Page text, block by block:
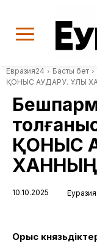
Евразия24 Басты бет
ҚОНЫС АУДАРУ. ҰЛЫ
ҚОНЫС
10.10.2025
Орыс